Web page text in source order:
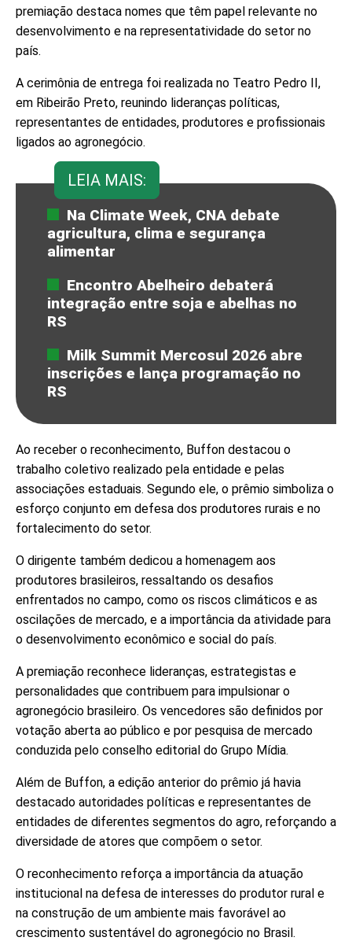
premiação destaca nomes que têm papel relevante no
desenvolvimento e na representatividade do setor no
país.
A cerimônia de entrega foi realizada no Teatro Pedro II,
em Ribeirão Preto, reunindo lideranças políticas,
representantes de entidades, produtores e profissionais
ligados ao agronegócio.
LEIA MAIS:
Na Climate Week, CNA debate
agricultura, clima e segurança
alimentar
Encontro Abelheiro debaterá
integração entre soja e abelhas no
RS
Milk Summit Mercosul 2026 abre
inscrições e lança programação no
RS
Ao receber o reconhecimento, Buffon destacou o
trabalho coletivo realizado pela entidade e pelas
associações estaduais. Segundo ele, o prêmio simboliza o
esforço conjunto em defesa dos produtores rurais e no
fortalecimento do setor.
O dirigente também dedicou a homenagem aos
produtores brasileiros, ressaltando os desafios
enfrentados no campo, como os riscos climáticos e as
oscilações de mercado, e a importância da atividade para
o desenvolvimento econômico e social do país.
A premiação reconhece lideranças, estrategistas e
personalidades que contribuem para impulsionar o
agronegócio brasileiro. Os vencedores são definidos por
votação aberta ao público e por pesquisa de mercado
conduzida pelo conselho editorial do Grupo Mídia.
Além de Buffon, a edição anterior do prêmio já havia
destacado autoridades políticas e representantes de
entidades de diferentes segmentos do agro, reforçando a
diversidade de atores que compõem o setor.
O reconhecimento reforça a importância da atuação
institucional na defesa de interesses do produtor rural e
na construção de um ambiente mais favorável ao
crescimento sustentável do agronegócio no Brasil.